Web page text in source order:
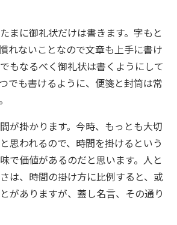
まに御礼状だけは書きます。字もと
れないことなので文章も上手に書け
もなるべく御礼状は書くようにして
でも書けるように、便箋と封筒は常
が掛かります。今時、もっとも大切
思われるので、時間を掛けるという
で価値があるのだと思います。人と
は、時間の掛け方に比例すると、或
がありますが、蓋し名言、その通り